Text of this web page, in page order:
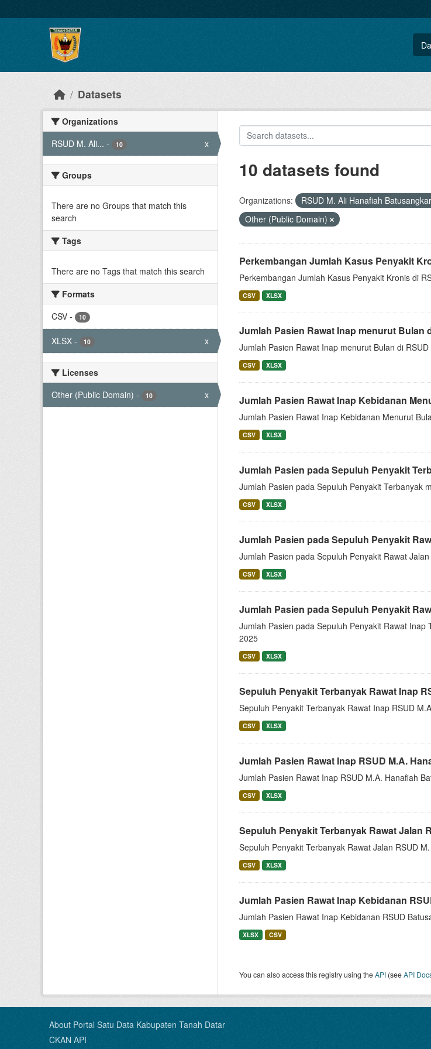
Datasets
Organizations
RSUD M. Ali... - 10 x
Groups
There are no Groups that match this
search
Tags
There are no Tags that match this search
Formats
CSV - 10
XLSX - 10 x
Licenses
Other (Public Domain) - 10 x
10 datasets found
Organizations: RSUD M. Ali Hanafiah Batusangkar
Other (Public Domain)
Perkembangan Jumlah Kasus Penyakit
Perkembangan Jumlah Kasus Penyakit Kronis di
CSV XLSX
Jumlah Pasien Rawat Inap menurut Bulan
Jumlah Pasien Rawat Inap menurut Bulan di
CSV XLSX
Jumlah Pasien Rawat Inap Kebidanan
Jumlah Pasien Rawat Inap Kebidanan Menurut
CSV XLSX
Jumlah Pasien pada Sepuluh Penyakit
Jumlah Pasien pada Sepuluh Penyakit Terbanyak
CSV XLSX
Jumlah Pasien pada Sepuluh Penyakit
Jumlah Pasien pada Sepuluh Penyakit Rawat
CSV XLSX
Jumlah Pasien pada Sepuluh Penyakit
Jumlah Pasien pada Sepuluh Penyakit Rawat
2025
CSV XLSX
Sepuluh Penyakit Terbanyak Rawat Inap
Sepuluh Penyakit Terbanyak Rawat Inap RSUD
CSV XLSX
Jumlah Pasien Rawat Inap RSUD M.A.
Jumlah Pasien Rawat Inap RSUD M.A. Hanafiah
CSV XLSX
Sepuluh Penyakit Terbanyak Rawat Jalan
Sepuluh Penyakit Terbanyak Rawat Jalan RSUD
CSV XLSX
Jumlah Pasien Rawat Inap Kebidanan
Jumlah Pasien Rawat Inap Kebidanan RSUD
XLSX CSV
You can also access this registry using theAPI(seeAPI
About Portal Satu Data Kabupaten Tanah Datar
CKAN API